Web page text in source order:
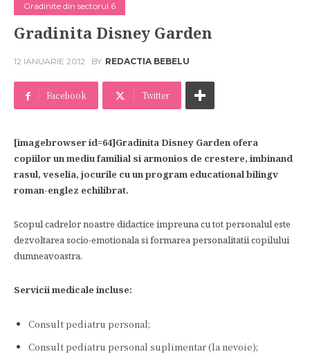
Gradinite din sectorul 6
Gradinita Disney Garden
12 IANUARIE 2012 BY REDACTIA BEBELU
Facebook Twitter
[imagebrowser id=64]Gradinita Disney Garden ofera
copiilor un mediu familial si armonios de crestere, imbinand
rasul, veselia, jocurile cu un program educational bilingv
roman-englez echilibrat.
Scopul cadrelor noastre didactice impreuna cu tot personalul este
dezvoltarea socio-emotionala si formarea personalitatii copilului
dumneavoastra.
Servicii medicale incluse:
Consult pediatru personal;
Consult pediatru personal suplimentar (la nevoie);